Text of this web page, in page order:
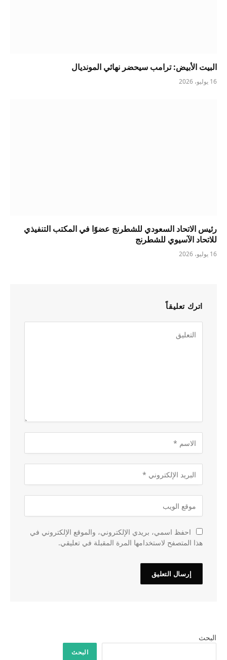
البيت الأبيض: ترامب سيحضر نهائي المونديال
16 يوليو، 2026
رئيس الاتحاد السعودي للشطرنج عضوًا في المكتب التنفيذي
للاتحاد الآسيوي للشطرنج
16 يوليو، 2026
اترك تعليقاً
احفظ اسمي، بريدي الإلكتروني، والموقع الإلكتروني في
هذا المتصفح لاستخدامها المرة المقبلة في تعليقي.
البحث
البحث